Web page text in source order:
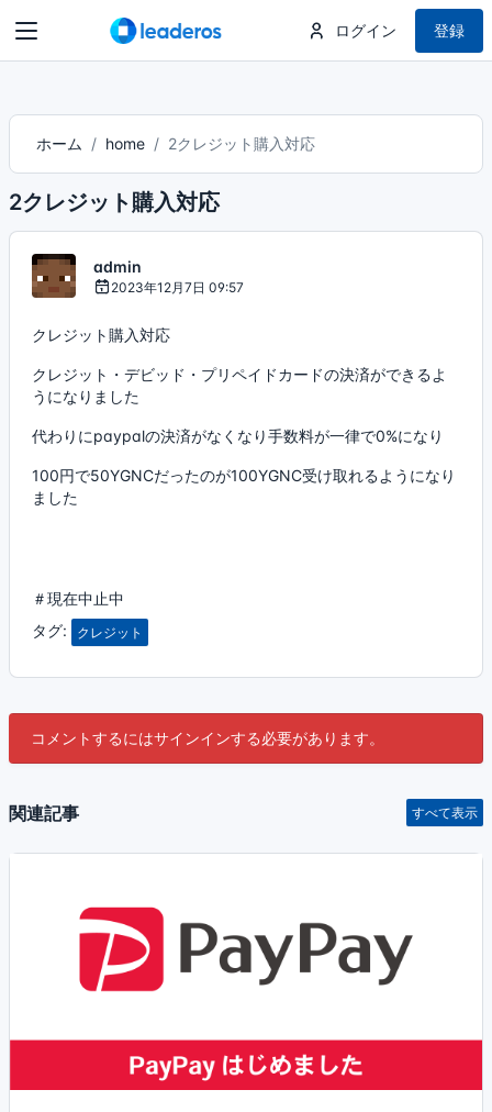
ログイン 登録
ホーム home 2クレジット購入対応
2クレジット購入対応
admin
2023年12月7日 09:57
クレジット購入対応
クレジット・デビッド・プリペイドカードの決済ができるよ
うになりました
代わりにpaypalの決済がなくなり手数料が一律で0%になり
100円で50YGNCだったのが100YGNC受け取れるようになり
ました
＃現在中止中
タグ:
クレジット
コメントするにはサインインする必要があります。
関連記事 すべて表示